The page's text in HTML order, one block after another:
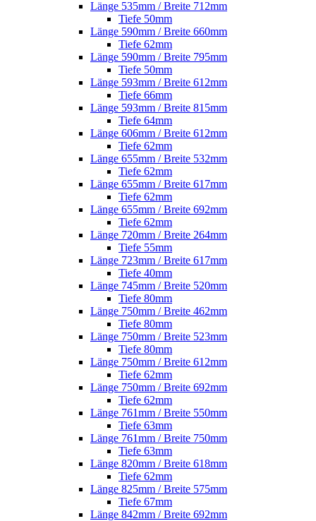
Länge 535mm / Breite 712mm
Tiefe 50mm
Länge 590mm / Breite 660mm
Tiefe 62mm
Länge 590mm / Breite 795mm
Tiefe 50mm
Länge 593mm / Breite 612mm
Tiefe 66mm
Länge 593mm / Breite 815mm
Tiefe 64mm
Länge 606mm / Breite 612mm
Tiefe 62mm
Länge 655mm / Breite 532mm
Tiefe 62mm
Länge 655mm / Breite 617mm
Tiefe 62mm
Länge 655mm / Breite 692mm
Tiefe 62mm
Länge 720mm / Breite 264mm
Tiefe 55mm
Länge 723mm / Breite 617mm
Tiefe 40mm
Länge 745mm / Breite 520mm
Tiefe 80mm
Länge 750mm / Breite 462mm
Tiefe 80mm
Länge 750mm / Breite 523mm
Tiefe 80mm
Länge 750mm / Breite 612mm
Tiefe 62mm
Länge 750mm / Breite 692mm
Tiefe 62mm
Länge 761mm / Breite 550mm
Tiefe 63mm
Länge 761mm / Breite 750mm
Tiefe 63mm
Länge 820mm / Breite 618mm
Tiefe 62mm
Länge 825mm / Breite 575mm
Tiefe 67mm
Länge 842mm / Breite 692mm